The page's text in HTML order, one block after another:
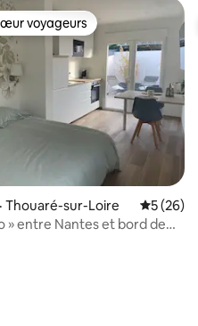
voyageurs
voyageurs
Thouaré-sur-Loire Note
5 (26)
» entre Nantes et bord de